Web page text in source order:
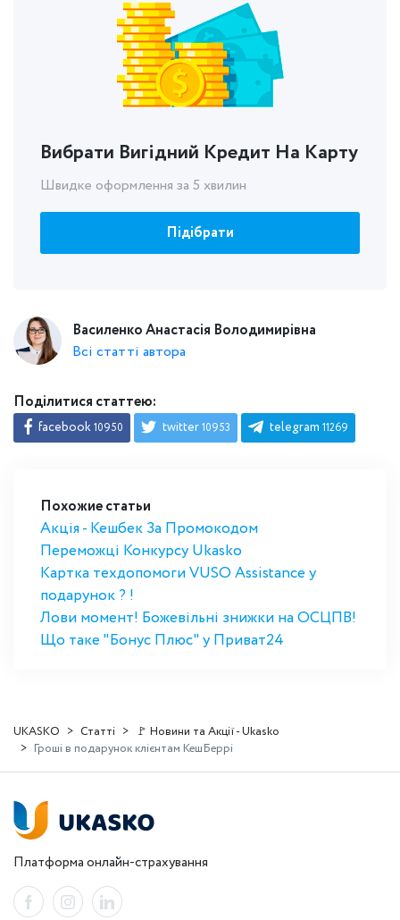
Похожие статьи
Акція - Кешбек За Промокодом
Переможці Конкурсу Ukasko
Картка техдопомоги VUSO Assistance у
подарунок ? !
Лови момент! Божевільні знижки на ОСЦПВ!
Що таке "Бонус Плюс" у Приват24
Вибрати Вигідний Кредит На Карту
Швидке оформлення за 5 хвилин
Підібрати
Василенко Анастасія Володимирівна
Всі статті автора
Поділитися статтею:
facebook10950 twitter10953 telegram 11269
UKASKO Статті
🚩 Новини та Акції - Ukasko
Гроші в подарунок клієнтам КешБеррі
Платформа онлайн-страхування